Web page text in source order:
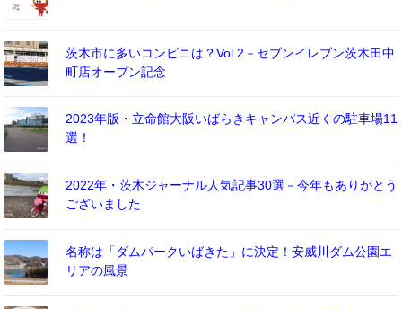
茨木市に多いコンビニは？Vol.2－セブンイレブン茨木田中
町店オープン記念
2023年版・立命館大阪いばらきキャンパス近くの駐車場11
選！
2022年・茨木ジャーナル人気記事30選－今年もありがとう
ございました
名称は「ダムパークいばきた」に決定！安威川ダム公園エ
リアの風景